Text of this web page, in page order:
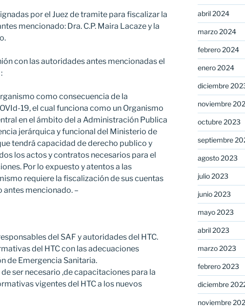
por el Juez de tramite para fiscalizar la
mencionado: Dra. C.P. Maira Lacaze y la
con las autoridades antes mencionadas el
como consecuencia de la
19, el cual funciona como un Organismo
en el ámbito del a Administración Publica
jerárquica y funcional del Ministerio de
tendrá capacidad de derecho publico y
los actos y contratos necesarios para el
Por lo expuesto y atentos a las
requiere la fiscalización de sus cuentas
mencionado. –
del SAF y autoridades del HTC.
del HTC con las adecuaciones
de Emergencia Sanitaria.
ser necesario ,de capacitaciones para la
vigentes del HTC a los nuevos
abril 2024
marzo 2024
febrero 2024
enero 2024
diciembre
noviembre
octubre 2023
septiembre
agosto 2023
julio 2023
junio 2023
mayo 2023
abril 2023
marzo 2023
febrero 2023
diciembre
noviembre